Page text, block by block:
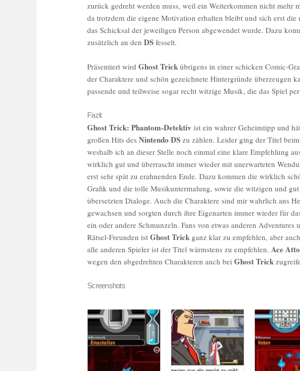
zurück gedreht werden muss, weil ein Weiterkommen nicht mehr
da trotzdem die eigene Motivation erhalten bleibt und sich erst
das Schicksal der jeweiligen Person abgewendet wurde. Dazu
zusätzlich an denDS fesselt.
Präsentiert wirdGhost Trick übrigens in einer schicken Comic-
der Charaktere und schön gezeichnete Hintergründe überzeugen
passende und teilweise sogar recht witzige Musik, die das Spiel
Fazit
Ghost Trick: Phantom-Detektiv ist ein wahrer Geheimtipp und
großen Hits desNintendo DS zu zählen. Leider ging der Titel
weshalb ich an dieser Stelle noch einmal eine klare Empfehlung
wirklich gut und überrascht immer wieder mit unerwarteten
erst sehr spät zu erahnenden Ende.Dazu kommen die wirklich
Grafik und die tolle Musikuntermalung, sowie die witzigen und gut
übersetzten Dialoge. Auch die Charaktere sind mir wahrlich ans
gewachsen und sorgten durch ihre Eigenarten immer wieder für
ein oder andere Schmunzeln. Fans von etwas anderen Adventures
Rätsel-Freunden istGhost Trick ganz klar zu empfehlen, aber auch
alle anderen Spieler ist der Titel wärmstens zu empfehlen.Ace
wegen den abgedrehten Charakteren auch beiGhost Trick
Screenshots